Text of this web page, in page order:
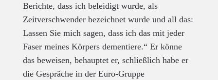
Berichte, dass ich beleidigt wurde, als
Zeitverschwender bezeichnet wurde und all das:
Lassen Sie mich sagen, dass ich das mit jeder
Faser meines Körpers dementiere.“ Er könne
das beweisen, behauptet er, schließlich habe er
die Gespräche in der Euro-Gruppe